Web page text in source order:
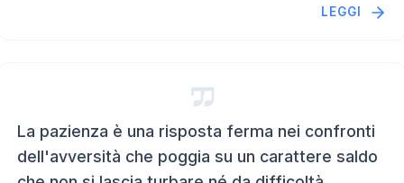
LEGGI
La pazienza è una risposta ferma nei confronti
dell'avversità che poggia su un carattere saldo